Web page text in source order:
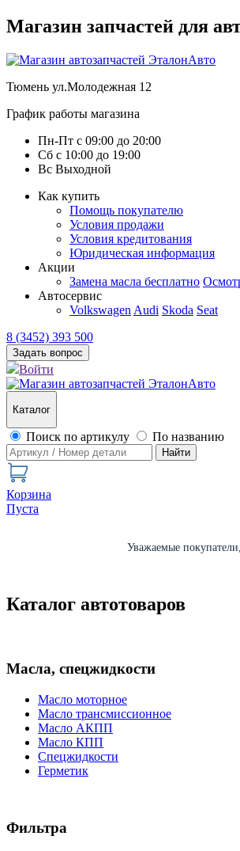
Магазин запчастей для
Тюмень ул.Молодежная 12
График работы магазина
Пн-Пт с 09:00 до 20:00
Сб с 10:00 до 19:00
Вс Выходной
Как купить
Помощь покупателю
Условия продажи
Условия кредитования
Юридическая информация
Акции
Замена масла бесплатно
Автосервис
Volkswagen Audi Skoda Seat
8 (3452) 393 500
Задать вопрос
Войти
Каталог
Поиск по артикулу По названию
Найти
Корзина
Пуста
Уважаемые
Каталог автотоваров
Масла, спецжидкости
Масло моторное
Масло трансмиссионное
Масло АКПП
Масло КПП
Спецжидкости
Герметик
Фильтра